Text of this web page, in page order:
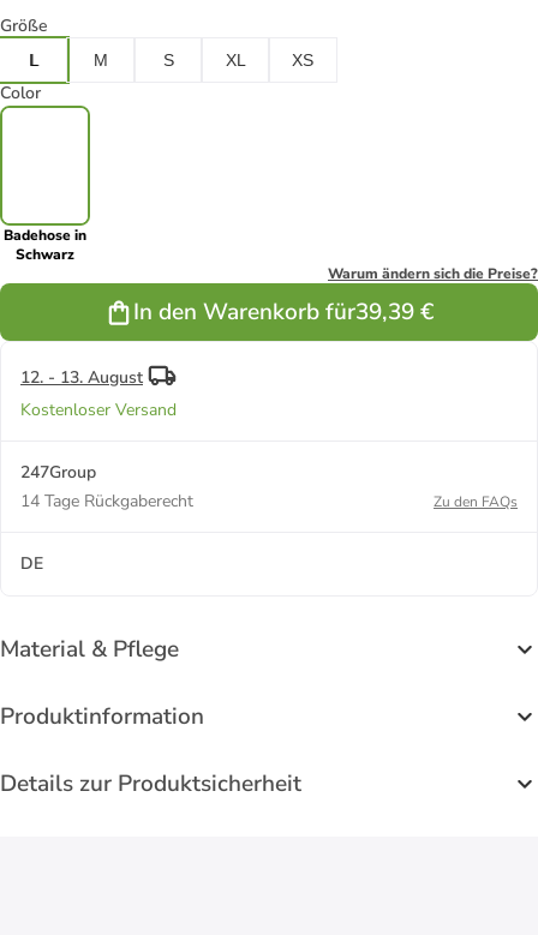
Größe
L M S XL XS
Color
Badehose in
Schwarz
Warum ändern sich die Preise?
In den Warenkorb für39,39 €
12. - 13. August
Kostenloser Versand
247Group
14 Tage Rückgaberecht
Zu den FAQs
DE
Material & Pflege
Produktinformation
Details zur Produktsicherheit